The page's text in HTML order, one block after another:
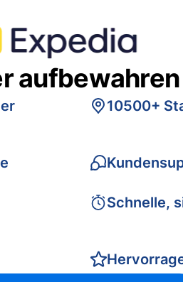
aufbewahren
10500+
Schnelle,